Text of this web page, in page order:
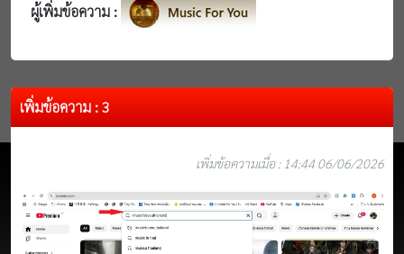
ผู้เพิ่มข้อความ :
เพิ่มข้อความ : 3
เพิ่มข้อความเมื่อ : 14:44 06/06/2026